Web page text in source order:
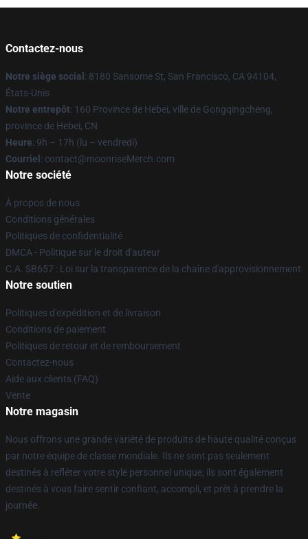
Contactez-nous
Notre siège social : 8180 Sansome St, San Francisco, CA 94104,
États-Unis
Notre entrepôt: 160 Province de Hebei, ville de Gongqingcheng,
province de Hebei, CN
Heure: 9h – 17h (lu – vendredi)
Courriel : contact@moonriseMerch.com
Notre société
À propos de nous
Conditions générales
Politiques de confidentialité
DMCA - Politique sur le droit d'auteur
C.A. SB657 : Loi sur la transparence de la chaîne d'approvisionnement
Notre soutien
Politiques d'expédition et de livraison
Conditions de paiement
Politiques de retour et de remboursement
Contactez-nous
Aide aux clients (FAQ)
Vente
Notre magasin
Nous offrons une grande variété de produits de haute qualité conçus
par notre équipe de classe mondiale. Ils ne sont pas seulement
destinés à refléter votre style personnel unique; ils sont également
destinés à vous faire sentir confiant, accompli, et prêt à prendre la
journée.